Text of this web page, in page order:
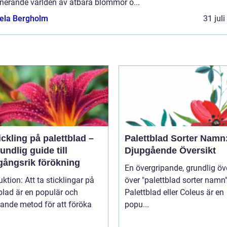
världen av ätbara blommor o...
Bergholm
31 juli
på palettblad –
guide till
förökning
sticklingar på
är en populär och
metod för att föröka
Palettblad Sorter
Djupgående Översikt
En övergripande, grundlig
över "palettblad sorter namn"
Palettblad eller Coleus är en
popu...